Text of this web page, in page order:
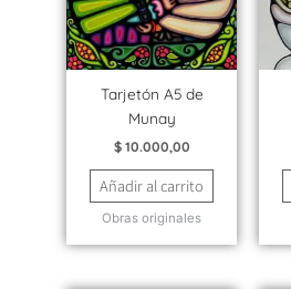
Tarjetón A5 de
Munay
$10.000,00
Añadir al carrito
Obras originales